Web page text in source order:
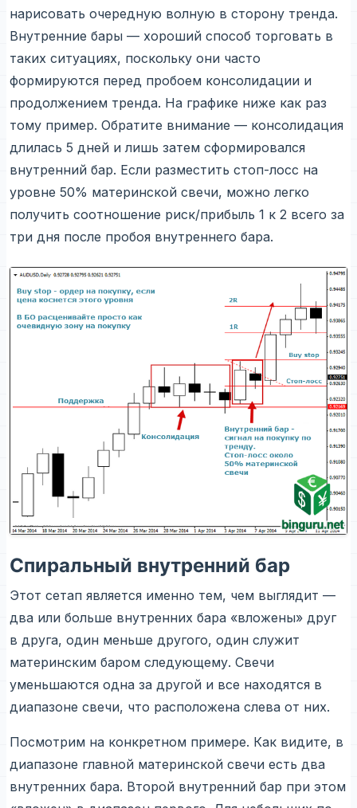
нарисовать очередную волную в сторону тренда.
Внутренние бары — хороший способ торговать в
таких ситуациях, поскольку они часто
формируются перед пробоем консолидации и
продолжением тренда. На графике ниже как раз
тому пример. Обратите внимание — консолидация
длилась 5 дней и лишь затем сформировался
внутренний бар. Если разместить стоп-лосс на
уровне 50% материнской свечи, можно легко
получить соотношение риск/прибыль 1 к 2 всего за
три дня после пробоя внутреннего бара.
Спиральный внутренний бар
Этот сетап является именно тем, чем выглядит —
два или больше внутренних бара «вложены» друг
в друга, один меньше другого, один служит
материнским баром следующему. Свечи
уменьшаются одна за другой и все находятся в
диапазоне свечи, что расположена слева от них.
Посмотрим на конкретном примере. Как видите, в
диапазоне главной материнской свечи есть два
внутренних бара. Второй внутренний бар при этом